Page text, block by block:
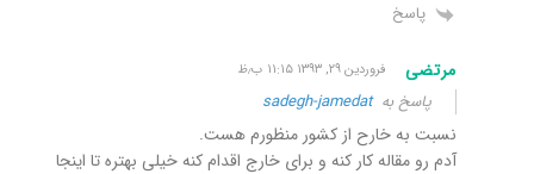
پاسخ
مرتضی فروردین ۲۹, ۱۳۹۳ ۱۱:۱۵ ب٫ظ
پاسخ بهsadegh-jamedat
نسبت به خارح از کشور منظورم هست.
آدم رو مقاله کار کنه و برای خارج اقدام کنه خیلی بهتره تا اینجا